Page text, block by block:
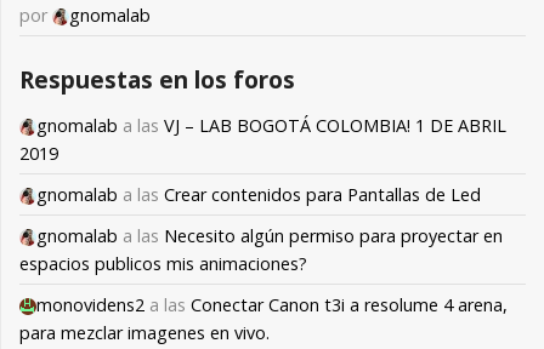
por
gnomalab
Respuestas en los foros
gnomalab a las VJ – LAB BOGOTÁ COLOMBIA! 1 DE ABRIL
2019
gnomalab a las Crear contenidos para Pantallas de Led
gnomalab a las Necesito algún permiso para proyectar en
espacios publicos mis animaciones?
monovidens2 a las Conectar Canon t3i a resolume 4 arena,
para mezclar imagenes en vivo.